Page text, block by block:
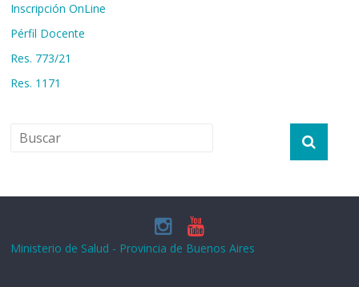
Inscripción OnLine
Pérfil Docente
Res. 773/21
Res. 1171
Ministerio de Salud - Provincia de Buenos Aires